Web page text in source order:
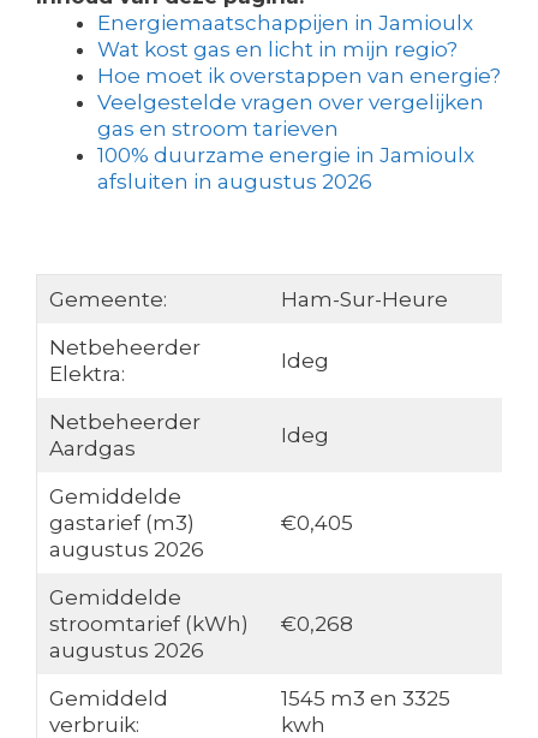
Energiemaatschappijen in Jamioulx
Wat kost gas en licht in mijn regio?
Hoe moet ik overstappen van energie?
Veelgestelde vragen over vergelijken
gas en stroom tarieven
100% duurzame energie in Jamioulx
afsluiten in augustus 2026
Gemeente:
Ham-Sur-Heure
Netbeheerder
Elektra:
Ideg
Netbeheerder
Aardgas
Ideg
Gemiddelde
gastarief (m3)
augustus 2026
€0,405
Gemiddelde
stroomtarief (kWh)
augustus 2026
€0,268
Gemiddeld
verbruik:
1545 m3 en 3325
kwh